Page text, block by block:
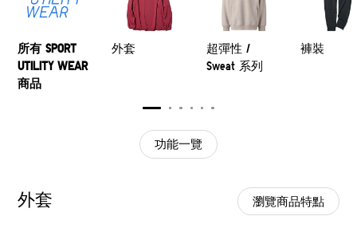
所有 SPORT
UTILITY WEAR
商品
外套
超彈性 /
Sweat 系列
褲裝
功能一覽
外套 瀏覽商品特點